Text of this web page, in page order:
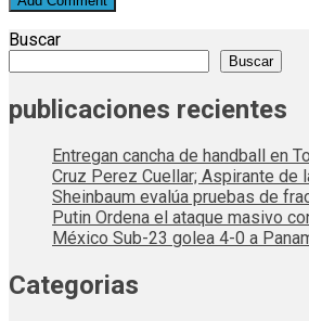
Buscar
Buscar
publicaciones recientes
Entregan cancha de handball en
Cruz Perez Cuellar; Aspirante de
Sheinbaum evalúa pruebas de
Putin Ordena el ataque masivo
México Sub-23 golea 4-0 a
Categorias